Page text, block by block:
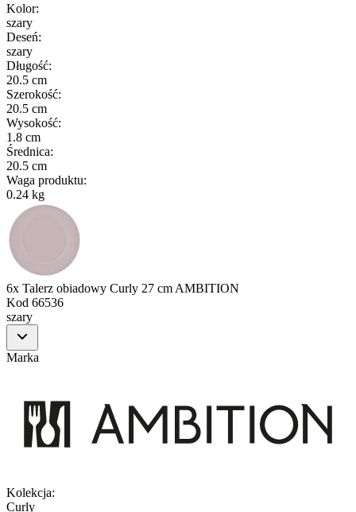
Kolor:
szary
Deseń:
szary
Długość:
20.5 cm
Szerokość:
20.5 cm
Wysokość:
1.8 cm
Średnica:
20.5 cm
Waga produktu:
0.24 kg
6x Talerz obiadowy Curly 27 cm AMBITION
Kod 66536
szary
Marka
Kolekcja:
Curly